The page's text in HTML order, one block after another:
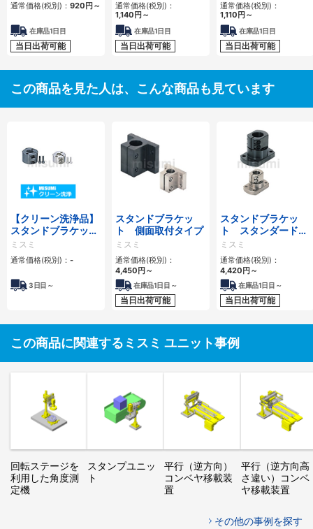
通常価格(税別)： 920 円 ～
在庫品1日目
当日出荷可能
通常価格(税別)：
1,140 円 ～
在庫品1日目
当日出荷可能
通常価格(税別)：
1,110 円 ～
在庫品1日目
当日出荷可能
この商品を見た人は、こんな商品も見ています
【クリーン洗浄品】
スタンドブラケッ
ト シリンドリカル
タイプ
ミスミ
通常価格(税別)： -
3日目～
スタンドブラケッ
ト 側面取付タイプ
ミスミ
通常価格(税別)：
4,450 円 ～
在庫品1日目～
当日出荷可能
スタンドブラケッ
ト スタンダードタ
イプ
ミスミ
通常価格(税別)：
4,420 円 ～
在庫品1日目～
当日出荷可能
この商品に関連するミスミ ユニット事例
回転ステージを
利用した角度測
定機
スタンプユニッ
ト
平行（逆方向）
コンベヤ移載装
置
平行（逆方向高
さ違い）コンベ
ヤ移載装置
その他の事例を探す